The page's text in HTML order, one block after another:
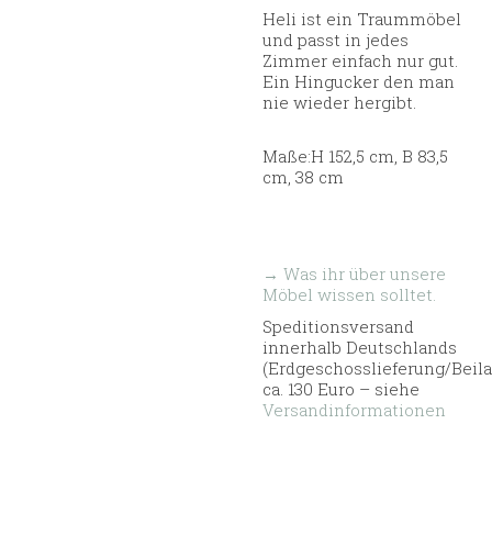
Heli ist ein Traummöbel
und passt in jedes
Zimmer einfach nur gut.
Ein Hingucker den man
nie wieder hergibt.
Maße:H 152,5 cm, B 83,5
cm, 38 cm
→ Was ihr über unsere
Möbel wissen solltet.
Speditionsversand
innerhalb Deutschlands
(Erdgeschosslieferung/
ca. 130 Euro – siehe
Versandinformationen